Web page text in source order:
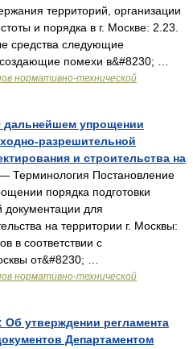
территорий, организации
и порядка в г. Москве: 2.23.
средства следующие
помехи в&#8230; …
нормативно-технической
дальнейшем упрощении
разрешительной
и строительства на
Терминология Постановление
порядка подготовки
документации для
на территории г. Москвы:
в соответствии с
от&#8230; …
нормативно-технической
утверждении регламента
Департаментом